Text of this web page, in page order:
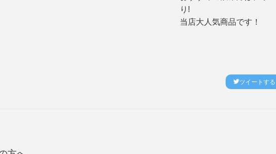
り!
当店大人気商品です！
ツイートする